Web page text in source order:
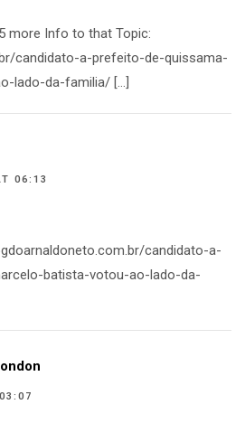
more Info to that Topic:
candidato-a-prefeito-de-quissama-
lado-da-familia/ […]
06:13
candidato-a-
batista-votou-ao-lado-da-